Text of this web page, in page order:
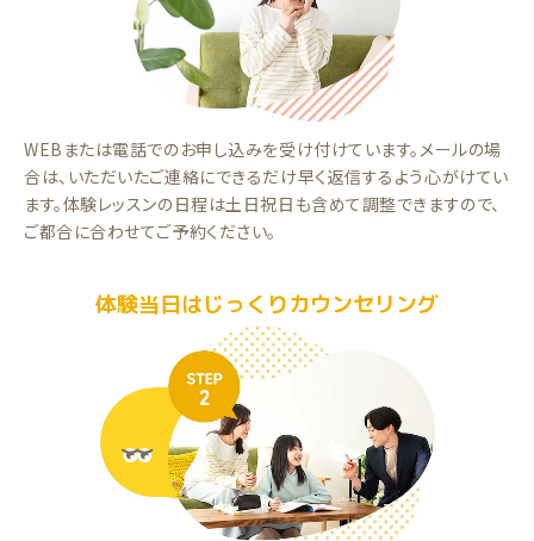
WEBまたは電話でのお申し込みを受け付けています。メールの場
合は、いただいたご連絡にできるだけ早く返信するよう心がけてい
ます。体験レッスンの日程は土日祝日も含めて調整できますので、
ご都合に合わせてご予約ください。
体験当日はじっくりカウンセリング